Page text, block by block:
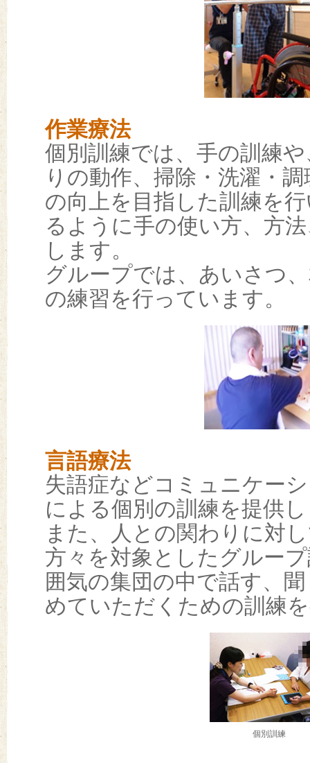
作業療法
個別訓練では、手の訓練
りの動作、掃除・洗濯・
の向上を目指した訓練を
るように手の使い方、方
します。
グループでは、あいさつ
の練習を行っています。
言語療法
失語症などコミュニケー
による個別の訓練を提供
また、人との関わりに対
方々を対象としたグルー
囲気の集団の中で話す、
めていただくための訓練
個別訓練